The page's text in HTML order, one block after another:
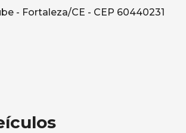
- Fortaleza/CE - CEP 60440231